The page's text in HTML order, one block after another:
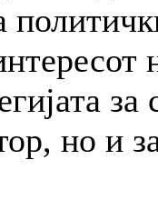
но и